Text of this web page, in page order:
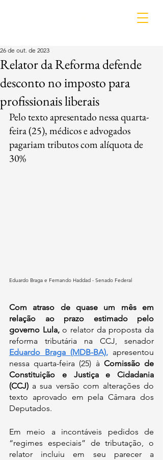
Relator da Reforma defende
desconto no imposto para
profissionais liberais
26 de out. de 2023
Pelo texto apresentado nessa quarta-
feira (25), médicos e advogados
pagariam tributos com alíquota de
30%
Eduardo Braga e Fernando Haddad - Senado Federal
Com atraso de quase um mês em
relação ao prazo estimado pelo
governo Lula, o relator da proposta da
Eduardo Braga (MDB-BA), apresentou
nessa quarta-feira (25) à Comissão de
Constituição e Justiça e Cidadania
(CCJ) a sua versão com alterações do
texto aprovado em pela Câmara dos
Deputados.
Em meio a incontáveis pedidos de
“regimes especiais” de tributação, o
relator incluiu em seu parecer a